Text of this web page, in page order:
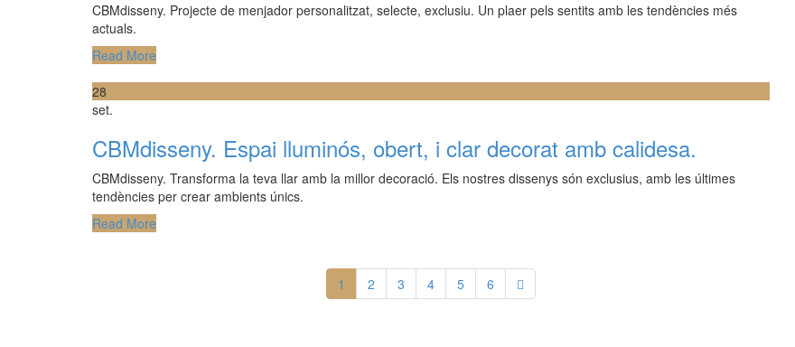
CBMdisseny. Projecte de menjador personalitzat, selecte, exclusiu. Un plaer pels sentits amb les tendències més
actuals.
Read More
28
set.
CBMdisseny. Espai lluminós, obert, i clar decorat amb calidesa.
CBMdisseny. Transforma la teva llar amb la millor decoració. Els nostres dissenys són exclusius, amb les últimes
tendències per crear ambients únics.
Read More
1 2 3 4 5 6